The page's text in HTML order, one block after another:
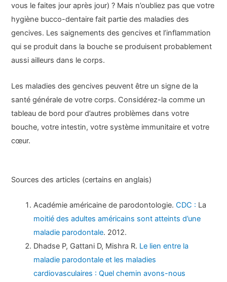
vous le faites jour après jour) ? Mais n’oubliez pas que votre
hygiène bucco-dentaire fait partie des maladies des
gencives. Les saignements des gencives et l’inflammation
qui se produit dans la bouche se produisent probablement
aussi ailleurs dans le corps.
Les maladies des gencives peuvent être un signe de la
santé générale de votre corps. Considérez-la comme un
tableau de bord pour d’autres problèmes dans votre
bouche, votre intestin, votre système immunitaire et votre
cœur.
Sources des articles (certains en anglais)
Académie américaine de parodontologie.CDC : La
moitié des adultes américains sont atteints d’une
maladie parodontale. 2012.
Dhadse P, Gattani D, Mishra R. Le lien entre la
maladie parodontale et les maladies
cardiovasculaires : Quel chemin avons-nous